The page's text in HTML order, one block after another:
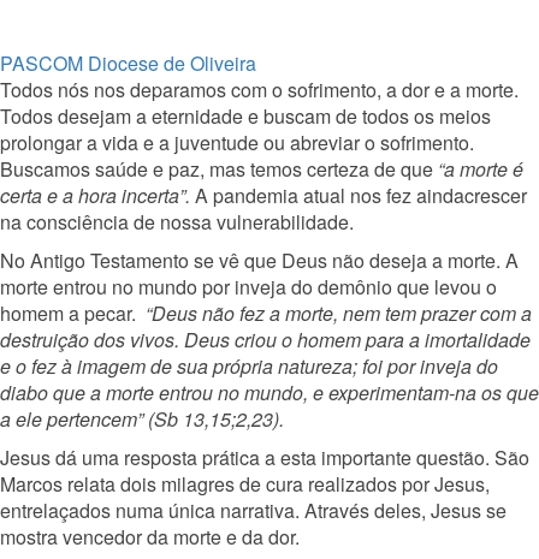
PASCOM Diocese de Oliveira
Todos nós nos deparamos com o sofrimento, a dor e a morte.
Todos desejam a eternidade e buscam de todos os meios
prolongar a vida e a juventude ou abreviar o sofrimento.
Buscamos saúde e paz, mas temos certeza de que “a morte é
certa e a hora incerta”. A pandemia atual nos fez aindacrescer
na consciência de nossa vulnerabilidade.
No Antigo Testamento se vê que Deus não deseja a morte. A
morte entrou no mundo por inveja do demônio que levou o
homem a pecar. “Deus não fez a morte, nem tem prazer com a
destruição dos vivos. Deus criou o homem para a imortalidade
e o fez à imagem de sua própria natureza; foi por inveja do
diabo que a morte entrou no mundo, e experimentam-na os que
a ele pertencem” (Sb 13,15;2,23).
Jesus dá uma resposta prática a esta importante questão. São
Marcos relata dois milagres de cura realizados por Jesus,
entrelaçados numa única narrativa. Através deles, Jesus se
mostra vencedor da morte e da dor.